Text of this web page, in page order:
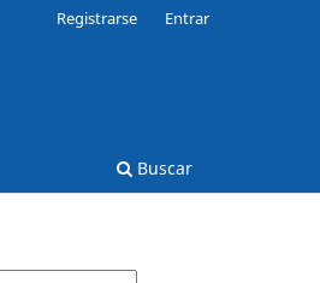
Buscar
Registrarse Entrar